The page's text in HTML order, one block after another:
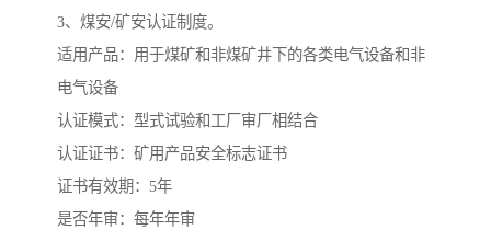
3、煤安/矿安认证制度。
适用产品：用于煤矿和非煤矿井下的各类电气设备和非
电气设备
认证模式：型式试验和工厂审厂相结合
认证证书：矿用产品安全标志证书
证书有效期：5年
是否年审：每年年审